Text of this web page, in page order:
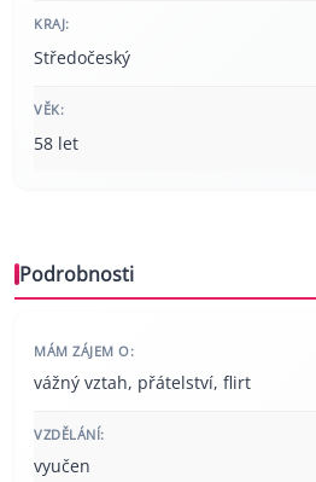
KRAJ:
Středočeský
VĚK:
58 let
Podrobnosti
MÁM ZÁJEM O:
vážný vztah, přátelství, flirt
VZDĚLÁNÍ:
vyučen